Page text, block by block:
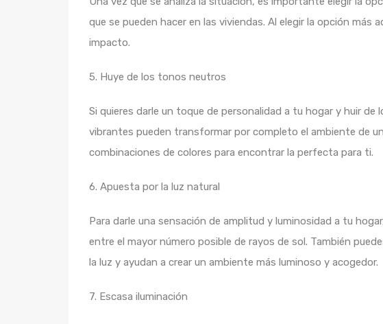
que se pueden hacer en las viviendas. Al elegir la opción
impacto.
5. Huye de los tonos neutros
Si quieres darle un toque de personalidad a tu hogar y huir
vibrantes pueden transformar por completo el ambiente de
combinaciones de colores para encontrar la perfecta para ti.
6. Apuesta por la luz natural
Para darle una sensación de amplitud y luminosidad a tu
entre el mayor número posible de rayos de sol. También
la luz y ayudan a crear un ambiente más luminoso y acogedor.
7. Escasa iluminación